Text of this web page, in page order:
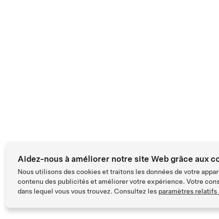
Aidez-nous à améliorer notre site Web grâce aux
Nous utilisons des cookies et traitons les données de votre
contenu des publicités et améliorer votre expérience. Votre
dans lequel vous vous trouvez. Consultez les paramètres relatifs